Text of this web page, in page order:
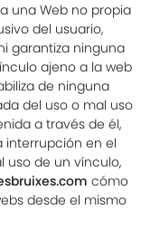
una Web no propia
del usuario,
garantiza ninguna
ajeno a la web
de ninguna
del uso o mal uso
a través de él,
interrupción en el
uso de un vínculo,
cómo
desde el mismo